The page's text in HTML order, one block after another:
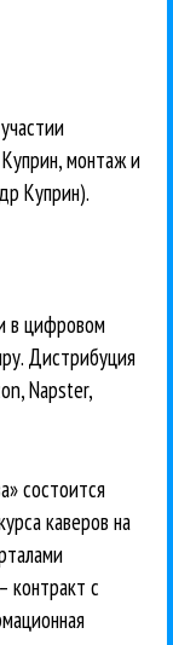
монтаж и
Куприн).
в цифровом
Дистрибуция
Napster,
состоится
каверов на
контракт с